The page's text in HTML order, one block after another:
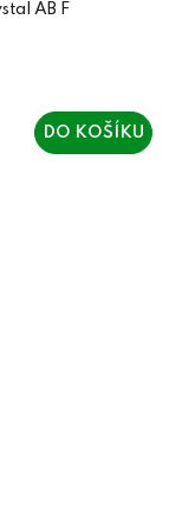
AB F
DO KOŠÍKU